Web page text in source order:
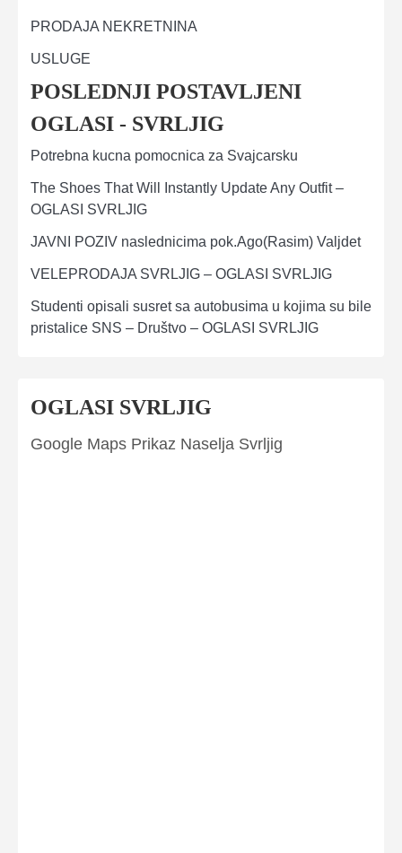
PRODAJA NEKRETNINA
USLUGE
POSLEDNJI POSTAVLJENI
OGLASI - SVRLJIG
Potrebna kucna pomocnica za Svajcarsku
The Shoes That Will Instantly Update Any Outfit –
OGLASI SVRLJIG
JAVNI POZIV naslednicima pok.Ago(Rasim) Valjdet
VELEPRODAJA SVRLJIG – OGLASI SVRLJIG
Studenti opisali susret sa autobusima u kojima su bile
pristalice SNS – Društvo – OGLASI SVRLJIG
OGLASI SVRLJIG
Google Maps Prikaz Naselja Svrljig